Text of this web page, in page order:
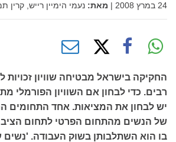
24 במרץ 2008 | מאת: נעמי הימיין רייש, קרין
החקיקה בישראל מבטיחה שוויון זכויות
רבים. כדי לבחון אם השוויון הפורמלי
יש לבחון את המציאות. אחד התחומים
של הנשים מהתחום הפרטי לתחום
בו הוא השתלבותן בשוק העבודה. 'נשים